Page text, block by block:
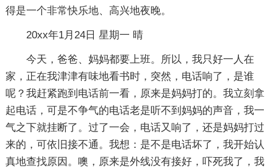
得是一个非常快乐地、高兴地夜晚。
20xx年1月24日 星期一 晴
今天，爸爸、妈妈都要上班。所以，我只好一人在
家，正在我津津有味地看书时，突然，电话响了，是谁
呢？我赶紧跑到电话前一看，原来是妈妈打的。我立刻拿
起电话，可是不争气的电话老是听不到妈妈的声音，我一
气之下就挂断了。过了一会，电话又响了，还是妈妈打过
来的，可依旧接不通。我想：是不是电话坏了，我开始认
真地查找原因。噢，原来是外线没有接好，吓死我了，我